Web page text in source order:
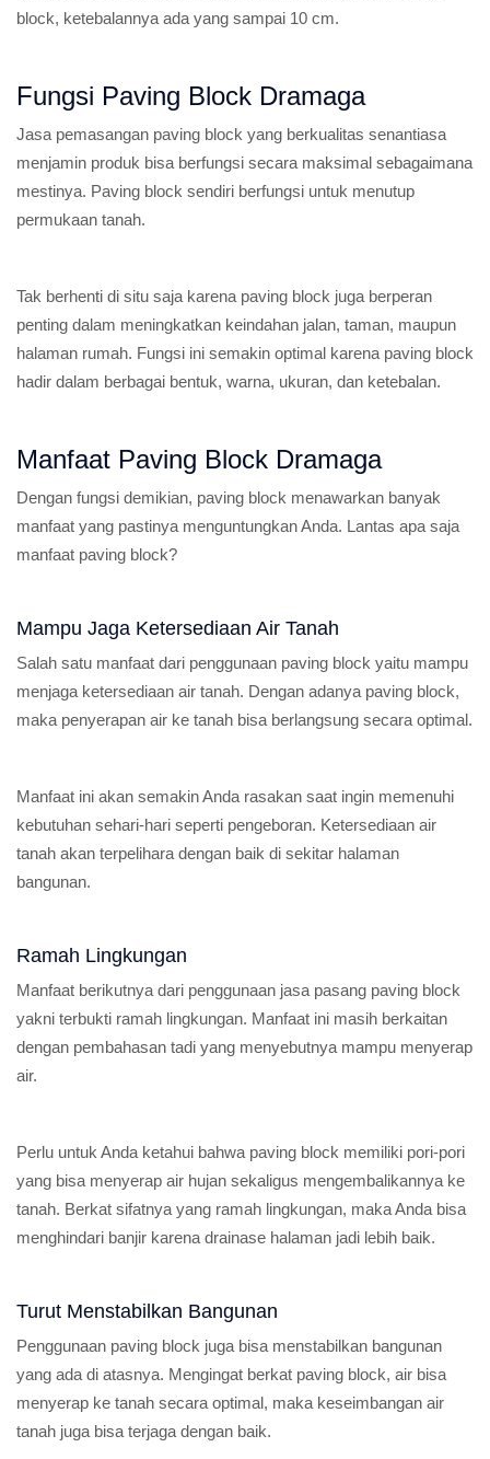
block, ketebalannya ada yang sampai 10 cm.
Fungsi Paving Block Dramaga
Jasa pemasangan paving block yang berkualitas senantiasa
menjamin produk bisa berfungsi secara maksimal sebagaimana
mestinya. Paving block sendiri berfungsi untuk menutup
permukaan tanah.
Tak berhenti di situ saja karena paving block juga berperan
penting dalam meningkatkan keindahan jalan, taman, maupun
halaman rumah. Fungsi ini semakin optimal karena paving block
hadir dalam berbagai bentuk, warna, ukuran, dan ketebalan.
Manfaat Paving Block Dramaga
Dengan fungsi demikian, paving block menawarkan banyak
manfaat yang pastinya menguntungkan Anda. Lantas apa saja
manfaat paving block?
Mampu Jaga Ketersediaan Air Tanah
Salah satu manfaat dari penggunaan paving block yaitu mampu
menjaga ketersediaan air tanah. Dengan adanya paving block,
maka penyerapan air ke tanah bisa berlangsung secara optimal.
Manfaat ini akan semakin Anda rasakan saat ingin memenuhi
kebutuhan sehari-hari seperti pengeboran. Ketersediaan air
tanah akan terpelihara dengan baik di sekitar halaman
bangunan.
Ramah Lingkungan
Manfaat berikutnya dari penggunaan jasa pasang paving block
yakni terbukti ramah lingkungan. Manfaat ini masih berkaitan
dengan pembahasan tadi yang menyebutnya mampu menyerap
air.
Perlu untuk Anda ketahui bahwa paving block memiliki pori-pori
yang bisa menyerap air hujan sekaligus mengembalikannya ke
tanah. Berkat sifatnya yang ramah lingkungan, maka Anda bisa
menghindari banjir karena drainase halaman jadi lebih baik.
Turut Menstabilkan Bangunan
Penggunaan paving block juga bisa menstabilkan bangunan
yang ada di atasnya. Mengingat berkat paving block, air bisa
menyerap ke tanah secara optimal, maka keseimbangan air
tanah juga bisa terjaga dengan baik.